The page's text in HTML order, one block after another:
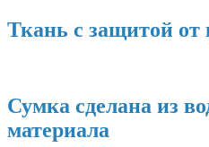
Ткань с защитой от
Сумка сделана из
материала